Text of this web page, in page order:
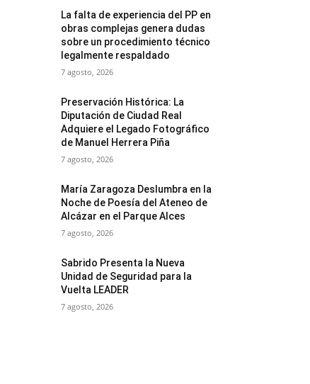
La falta de experiencia del PP en
obras complejas genera dudas
sobre un procedimiento técnico
legalmente respaldado
7 agosto, 2026
Preservación Histórica: La
Diputación de Ciudad Real
Adquiere el Legado Fotográfico
de Manuel Herrera Piña
7 agosto, 2026
María Zaragoza Deslumbra en la
Noche de Poesía del Ateneo de
Alcázar en el Parque Alces
7 agosto, 2026
Sabrido Presenta la Nueva
Unidad de Seguridad para la
Vuelta LEADER
7 agosto, 2026